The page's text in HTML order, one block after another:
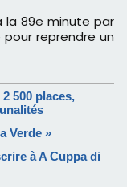
89e minute par
reprendre un
500 places,
Verde »
à A Cuppa di